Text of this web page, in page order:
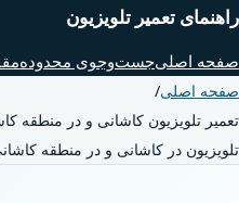
راهنمای تعمیر تلویزیون
صفحه اصلیجست‌وجوی محدوده
صفحه اصلی/
تعمیر تلویزیون کاشانی و در منطقه
تلویزیون در کاشانی و در منطقه